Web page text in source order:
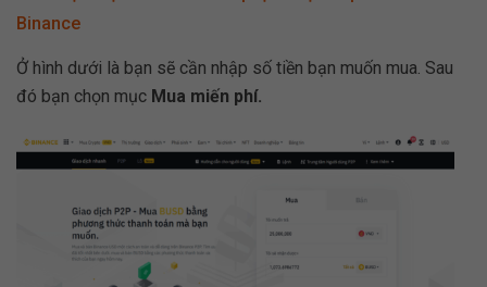
Binance
Ở hình dưới là bạn sẽ cần nhập số tiền bạn muốn mua. Sau
đó bạn chọn mục Mua miến phí.